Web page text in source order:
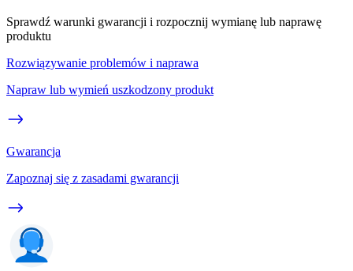
Sprawdź warunki gwarancji i rozpocznij wymianę lub naprawę
produktu
Rozwiązywanie problemów i naprawa
Napraw lub wymień uszkodzony produkt
Gwarancja
Zapoznaj się z zasadami gwarancji